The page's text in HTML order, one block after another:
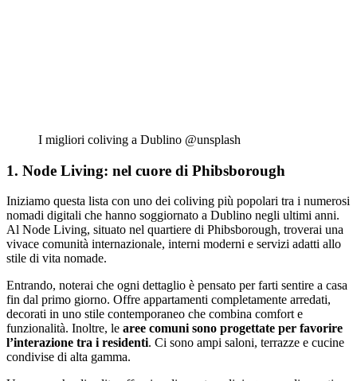
I migliori coliving a Dublino @unsplash
1. Node Living: nel cuore di Phibsborough
Iniziamo questa lista con uno dei coliving più popolari tra i numerosi
nomadi digitali che hanno soggiornato a Dublino negli ultimi anni.
Al Node Living, situato nel quartiere di Phibsborough, troverai una
vivace comunità internazionale, interni moderni e servizi adatti allo
stile di vita nomade.
Entrando, noterai che ogni dettaglio è pensato per farti sentire a casa
fin dal primo giorno. Offre appartamenti completamente arredati,
decorati in uno stile contemporaneo che combina comfort e
funzionalità. Inoltre, le aree comuni sono progettate per favorire
l’interazione tra i residenti. Ci sono ampi saloni, terrazze e cucine
condivise di alta gamma.